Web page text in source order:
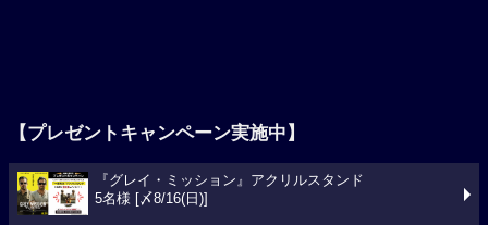
【プレゼントキャンペーン実施中】
『グレイ・ミッション』アクリルスタンド
5名様 [〆8/16(日)]